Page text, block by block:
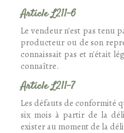
Article L211-6
Le vendeur n'est pas tenu
producteur ou de son
connaissait pas et n'était
connaître.
Article L211-7
Les défauts de conformité
six mois à partir de la
exister au moment de la